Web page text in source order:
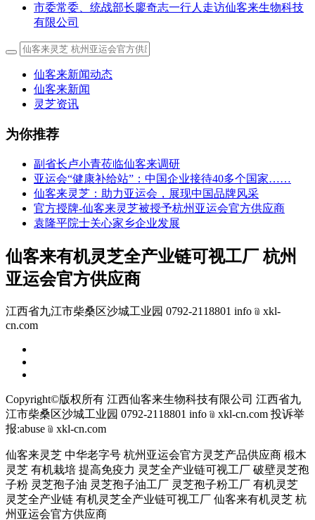
市委常委、统战部长廖奇志一行人走访仙客来生物科技
有限公司
仙客来新闻动态
仙客来新闻
灵芝资讯
为你推荐
副省长卢小青莅临仙客来调研
亚运会“健康补给站”：中国企业接待40多个国家……
仙客来灵芝：助力亚运会，展现中国品牌风采
官方授牌-仙客来灵芝被授予杭州亚运会官方供应商
袁隆平院士关心家乡企业发展
仙客来有机灵芝全产业链可视工厂 杭州
亚运会官方供应商
江西省九江市柴桑区沙城工业园 0792-2118801 info﹫xkl-
cn.com
Copyright©版权所有 江西仙客来生物科技有限公司 江西省九
江市柴桑区沙城工业园 0792-2118801 info﹫xkl-cn.com 投诉举
报:abuse﹫xkl-cn.com
仙客来灵芝 中华老字号 杭州亚运会官方灵芝产品供应商 椴木
灵芝 有机栽培 提高免疫力 灵芝全产业链可视工厂 破壁灵芝孢
子粉 灵芝孢子油 灵芝孢子油工厂 灵芝孢子粉工厂 有机灵芝
灵芝全产业链 有机灵芝全产业链可视工厂 仙客来有机灵芝 杭
州亚运会官方供应商